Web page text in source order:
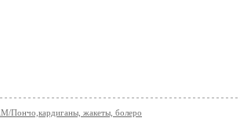
жакеты, болеро